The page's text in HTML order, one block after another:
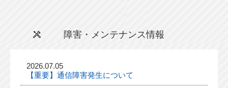
障害・メンテナンス情報
2026.07.05
【重要】通信障害発生について